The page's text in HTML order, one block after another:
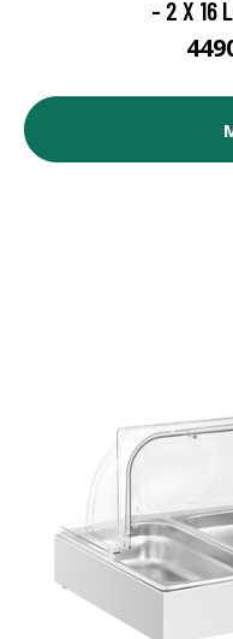
- 2 X 16